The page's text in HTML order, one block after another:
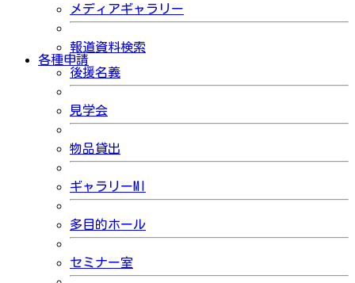
メディアギャラリー
報道資料検索
各種申請
後援名義
見学会
物品貸出
ギャラリーMI
多目的ホール
セミナー室